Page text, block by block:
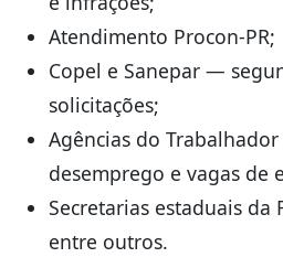
Atendimento Procon-PR;
Copel e Sanepar —
solicitações;
Agências do
desemprego e vagas de
Secretarias estaduais da
entre outros.